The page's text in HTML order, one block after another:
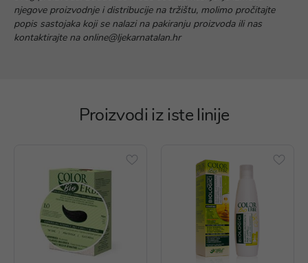
njegove proizvodnje i distribucije na tržištu, molimo pročitajte
popis sastojaka koji se nalazi na pakiranju proizvoda ili nas
kontaktirajte na online@ljekarnatalan.hr
Proizvodi iz iste linije